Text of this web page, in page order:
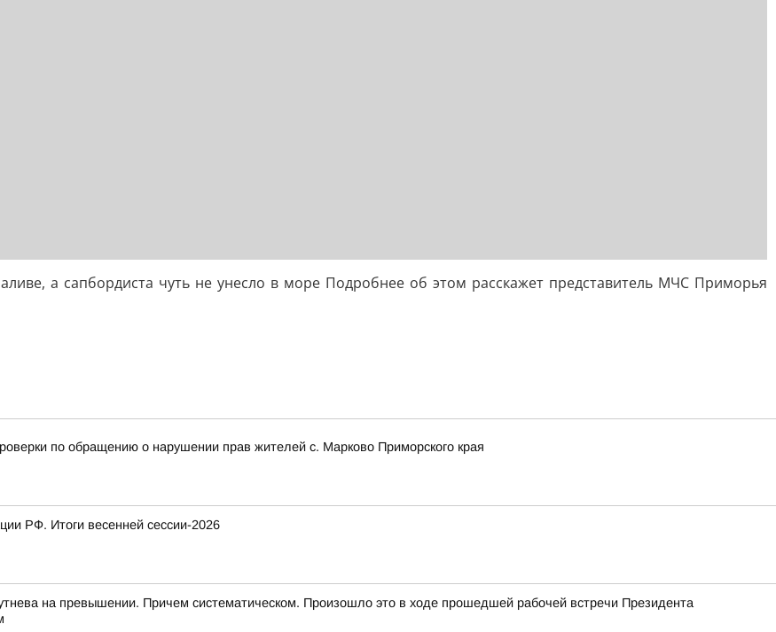
а сапбордиста чуть не унесло в море Подробнее об этом расскажет представитель МЧС Приморья
по обращению о нарушении прав жителей с. Марково Приморского края
РФ. Итоги весенней сессии-2026
на превышении. Причем систематическом. Произошло это в ходе прошедшей рабочей встречи Президента